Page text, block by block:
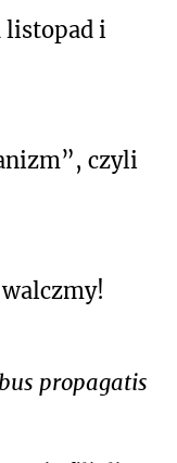
listopad i
czyli
propagatis